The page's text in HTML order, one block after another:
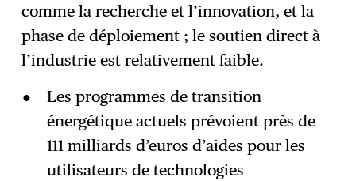
comme la recherche et l’innovation, et la
phase de déploiement ; le soutien direct à
l’industrie est relativement faible.
Les programmes de transition
énergétique actuels prévoient près de
111 milliards d’euros d’aides pour les
utilisateurs de technologies